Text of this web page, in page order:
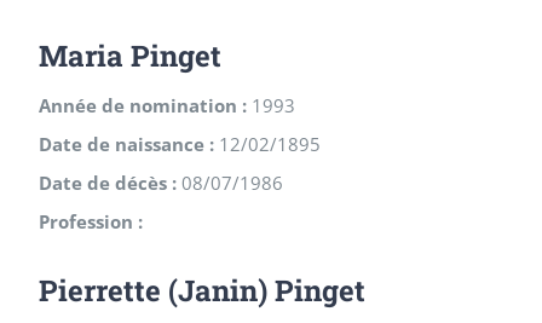
Maria Pinget
Année de nomination : 1993
Date de naissance : 12/02/1895
Date de décès : 08/07/1986
Profession :
Pierrette (Janin) Pinget